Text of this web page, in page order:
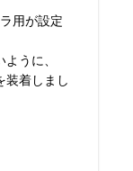
用が設定
うに、
着しまし